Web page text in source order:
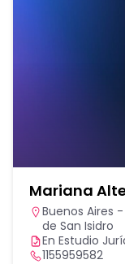
Mariana
Buenos Aires -
de San Isidro
En Estudio
1155959582